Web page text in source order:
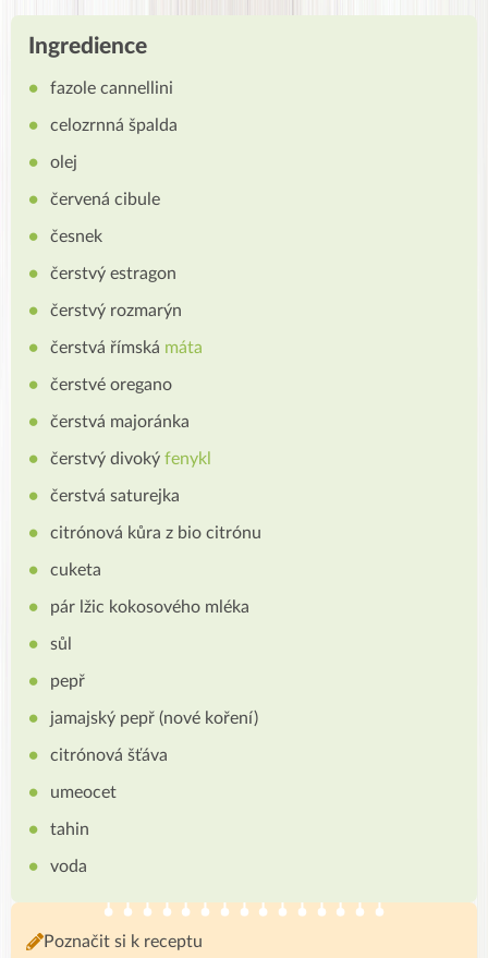
Ingredience
fazole cannellini
celozrnná špalda
olej
červená cibule
česnek
čerstvý estragon
čerstvý rozmarýn
čerstvá římská máta
čerstvé oregano
čerstvá majoránka
čerstvý divoký fenykl
čerstvá saturejka
citrónová kůra z bio citrónu
cuketa
pár lžic kokosového mléka
sůl
pepř
jamajský pepř (nové koření)
citrónová šťáva
umeocet
tahin
voda
Poznačit si k receptu